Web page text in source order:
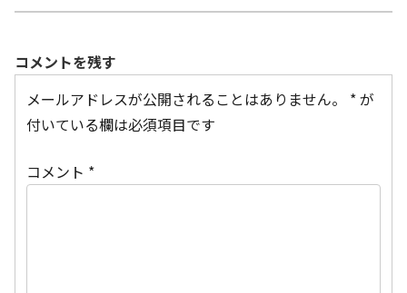
コメントを残す
メールアドレスが公開されることはありません。
*が
付いている欄は必須項目です
コメント *